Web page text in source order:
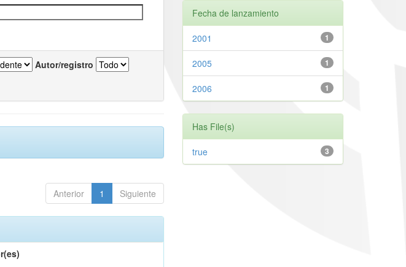
Autor/registro
Anterior 1 Siguiente
Fecha de lanzamiento
1
2001
1
2005
1
2006
Has File(s)
3
true